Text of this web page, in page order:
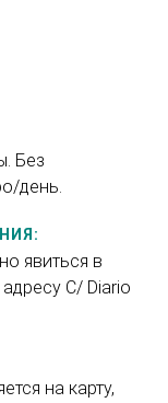
Без
день.
явиться в
C/ Diario
на карту,